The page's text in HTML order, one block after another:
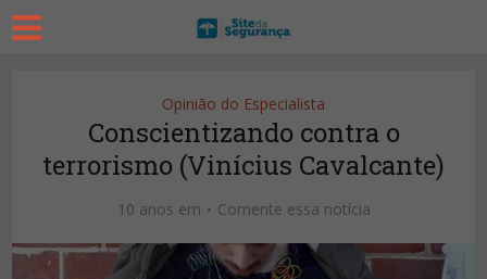
Opinião do Especialista
Conscientizando contra o
terrorismo (Vinícius Cavalcante)
10 anos em Comente essa notícia